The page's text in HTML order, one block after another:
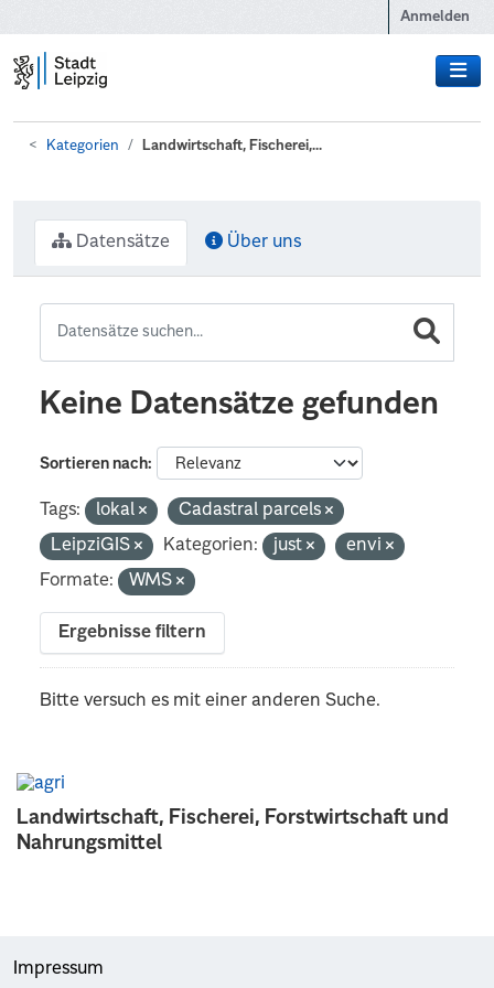
Anmelden
Kategorien Landwirtschaft, Fischerei,...
Landwirtschaft, Fischerei, Forstwirtschaft und
Nahrungsmittel
Datensätze Über uns
Keine Datensätze gefunden
Sortieren nach
Tags: lokal
Cadastral parcels
LeipziGIS
Kategorien: just
envi
Formate:
WMS
Ergebnisse filtern
Bitte versuch es mit einer anderen Suche.
Impressum